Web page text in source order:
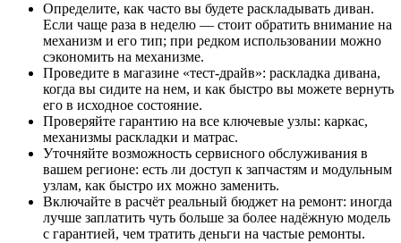
Определите, как часто вы будете раскладывать диван.
Если чаще раза в неделю — стоит обратить внимание на
механизм и его тип; при редком использовании можно
сэкономить на механизме.
Проведите в магазине «тест-драйв»: раскладка дивана,
когда вы сидите на нем, и как быстро вы можете вернуть
его в исходное состояние.
Проверяйте гарантию на все ключевые узлы: каркас,
механизмы раскладки и матрас.
Уточняйте возможность сервисного обслуживания в
вашем регионе: есть ли доступ к запчастям и модульным
узлам, как быстро их можно заменить.
Включайте в расчёт реальный бюджет на ремонт: иногда
лучше заплатить чуть больше за более надёжную модель
с гарантией, чем тратить деньги на частые ремонты.